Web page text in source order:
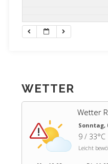
WETTER
Wetter
Sonntag,
9 / 33°C
Leicht